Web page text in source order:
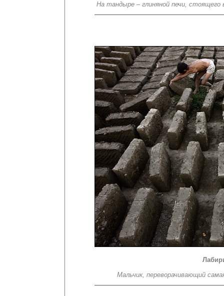
На тандыре – глиняной печи,
Мальчик, переворачивающий